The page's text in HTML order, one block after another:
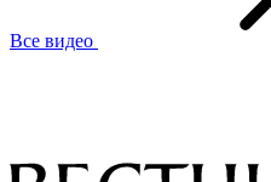
Все видео